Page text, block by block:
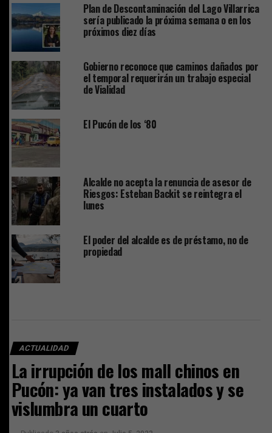
Plan de Descontaminación del Lago Villarrica
sería publicado la próxima semana o en los
próximos diez días
Gobierno reconoce que caminos dañados por
el temporal requerirán un trabajo especial
de Vialidad
El Pucón de los ‘80
Alcalde no acepta la renuncia de asesor de
Riesgos: Esteban Backit se reintegra el
lunes
El poder del alcalde es de préstamo, no de
propiedad
ACTUALIDAD
La irrupción de los mall chinos en
Pucón: ya van tres instalados y se
vislumbra un cuarto